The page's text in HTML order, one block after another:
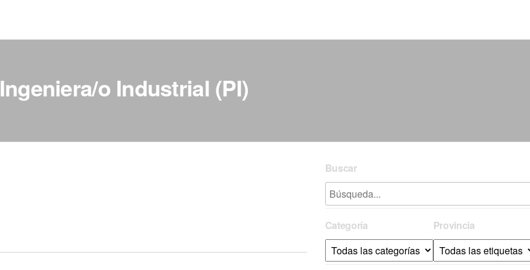
Ingeniera/o Industrial (PI)
Buscar
Categoría Provincia